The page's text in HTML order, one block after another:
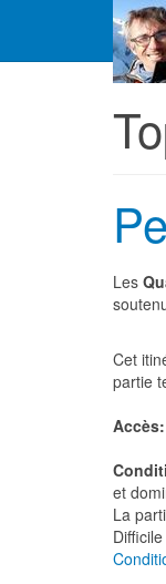
Les
Cet
partie
Accès:
et
La